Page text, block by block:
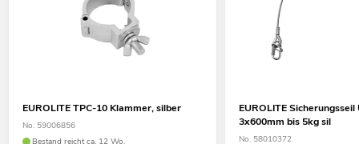
3 verchromte Case-Klappgriffe
3 verchromte Feststellscharniere
2 hochwertige Butterfly-Schlösser
Gummifüße
Markenhardware
EUROLITE TPC-10 Klammer, silber
No. 59006856
Bestand reicht ca. 12 Wo.
EUROLITE Sicherungsseil
3x600mm bis 5kg sil
No. 58010372